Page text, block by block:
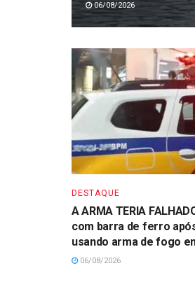
06/08/2026
DESTAQUE
A ARMA TERIA
com barra de ferro
usando arma de fogo
06/08/2026